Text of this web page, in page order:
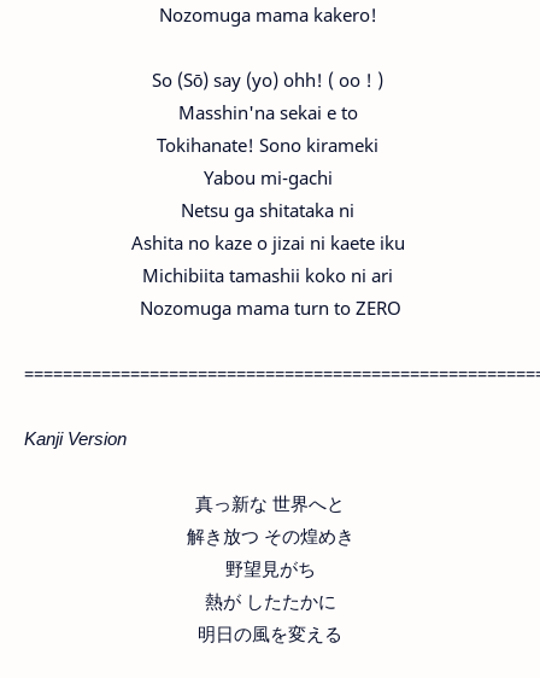
Nozomuga mama kakero!
So (Sō) say (yo) ohh! ( oo ! )
Masshin'na sekai e to
Tokihanate! Sono kirameki
Yabou mi-gachi
Netsu ga shitataka ni
Ashita no kaze o jizai ni kaete iku
Michibiita tamashii koko ni ari
Nozomuga mama turn to ZERO
Kanji Version
真っ新な 世界へと
解き放つ その煌めき
野望見がち
熱が したたかに
明日の風を変える